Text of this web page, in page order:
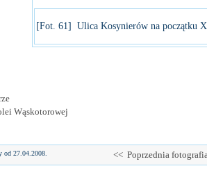
[Fot. 61] Ulica Kosynierów na początku
Wąskotorowej
od 27.04.2008. << Poprzednia